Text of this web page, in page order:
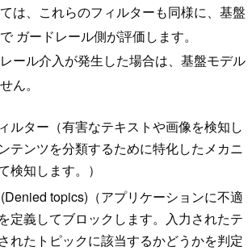
は、これらのフィルターも同様に、基盤
ガードレール側が評価します。
ール介入が発生した場合は、基盤モデル
ん。
ルター（有害なテキストや画像を検知し
テンツを分類するために特化したメカニ
検知します。）
topics)（アプリケーションに不適
定義してブロックします。入力されたテ
れたトピックに該当するかどうかを判定